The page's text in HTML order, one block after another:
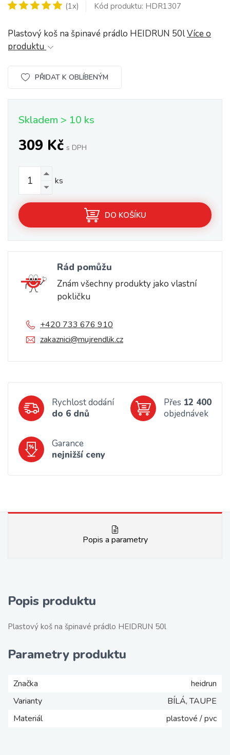
(1x) Kód produktu: HDR1307
Plastový koš na špinavé prádlo HEIDRUN 50lVíce o
produktu
PŘIDAT K OBLÍBENÝM
Skladem > 10 ks
309 Kč s DPH
ks
DO KOŠÍKU
Rád pomůžu
Znám všechny produkty jako vlastní
pokličku
+420 733 676 910
zakaznici@mujrendlik.cz
Rychlost dodání
do 6 dnů
Přes 12 400
objednávek
Garance
nejnižší ceny
Popis a parametry
Popis produktu
Plastový koš na špinavé prádlo HEIDRUN 50l
Parametry produktu
Značka
heidrun
Varianty
BÍLÁ, TAUPE
Materiál
plastové / pvc